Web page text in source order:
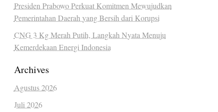
Presiden Prabowo Perkuat Komitmen Mewujudkan
Pemerintahan Daerah yang Bersih dari Korupsi
CNG 3 Kg Merah Putih, Langkah Nyata Menuju
Kemerdekaan Energi Indonesia
Archives
Agustus 2026
Juli 2026